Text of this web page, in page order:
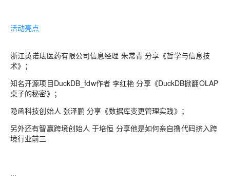
活动亮点
浙江英诺珐医药有限公司信息经理 朱常青分享 《哲学与信息技
术》；
知名开源项目DuckDB_fdw作者 李红艳 分享《DuckDB掀翻OLAP
桌子的秘密》；
隐函科技创始人 张泽鹏 分享《数据库变更管理实践》；
另外还有智赢跨境创始人于培恒 分享他是如何亲自撸代码挤入跨
境行业前三
...